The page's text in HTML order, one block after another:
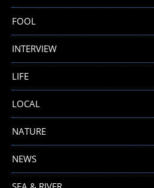
FOOL
INTERVIEW
LIFE
LOCAL
NATURE
NEWS